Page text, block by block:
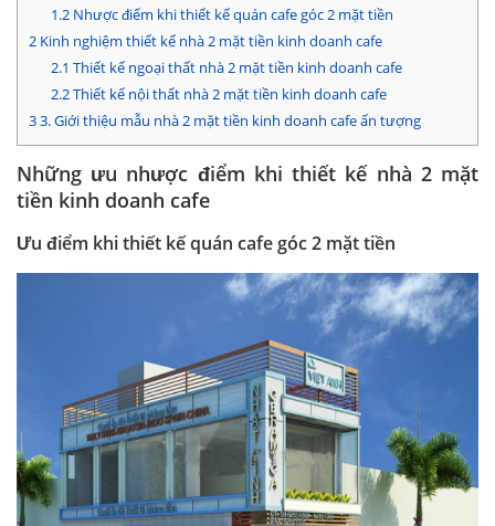
1.2Nhược điểm khi thiết kế quán cafe góc 2 mặt tiền
2 Kinh nghiệm thiết kế nhà 2 mặt tiền kinh doanh cafe
2.1 Thiết kế ngoại thất nhà 2 mặt tiền kinh doanh cafe
2.2Thiết kế nội thất nhà 2 mặt tiền kinh doanh cafe
33. Giới thiệu mẫu nhà 2 mặt tiền kinh doanh cafe ấn tượng
Những ưu nhược điểm khi thiết kế nhà 2 mặt
tiền kinh doanh cafe
Ưu điểm khi thiết kế quán cafe góc 2 mặt tiền